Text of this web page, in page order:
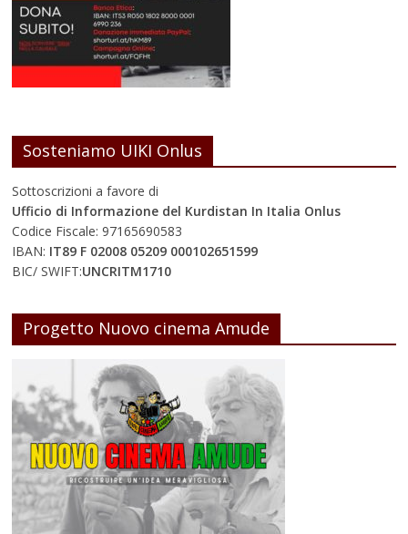
Sosteniamo UIKI Onlus
Sottoscrizioni a favore di
Ufficio di Informazione del Kurdistan In Italia Onlus
Codice Fiscale: 97165690583
IBAN: IT89 F 02008 05209 000102651599
BIC/ SWIFT:UNCRITM1710
Progetto Nuovo cinema Amude